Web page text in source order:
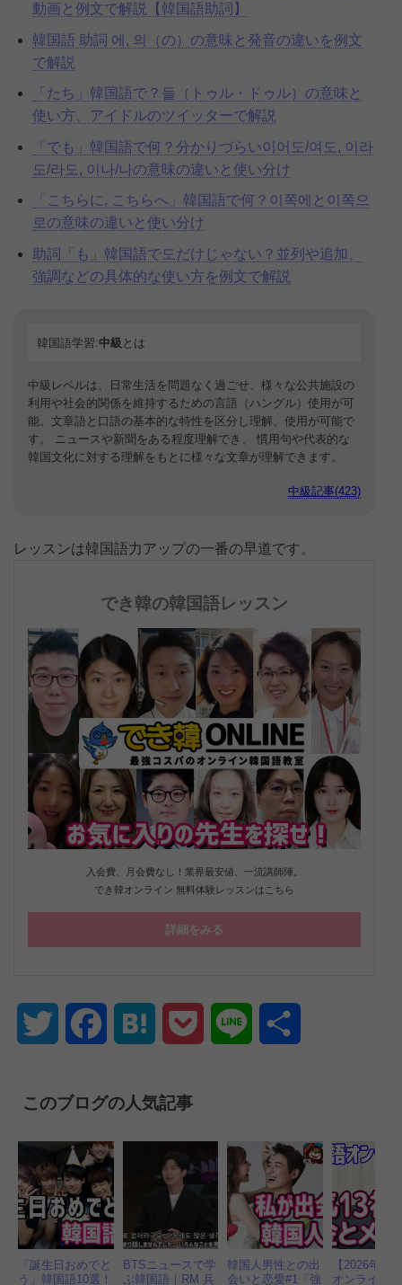
動画と例文で解説【韓国語助詞】
韓国語 助詞 에, 의（の）の意味と発音の違いを例文
で解説
「たち」韓国語で？들（トゥル・ドゥル）の意味と
使い方、アイドルのツイッターで解説
「でも」韓国語で何？分かりづらい이어도/여도, 이라
도/라도, 이나/나の意味の違いと使い分け
「こちらに, こちらへ」韓国語で何？이쪽에と이쪽으
로の意味の違いと使い分け
助詞「も」韓国語で도だけじゃない？並列や追加、
強調などの具体的な使い方を例文で解説
韓国語学習:中級 とは
中級レベルは、日常生活を問題なく過ごせ、様々な公共施設の
利用や社会的関係を維持するための言語（ハングル）使用が可
能。文章語と口語の基本的な特性を区分し理解、使用が可能で
す。 ニュースや新聞をある程度理解でき、 慣用句や代表的な
韓国文化に対する理解をもとに様々な文章が理解できます。
中級記事(423)
レッスンは韓国語力アップの一番の早道です。
でき韓の韓国語レッスン
入会費、月会費なし！業界最安値、一流講師陣。
でき韓オンライン 無料体験レッスンはこちら
詳細をみる
Twitter FacebookHatena Pocket Line
このブログの人気記事
「誕生日おめでと
う」韓国語10選！
BTSニュースで学
ぶ韓国語｜RM 兵
韓国人男性との出
会いと恋愛#1「強
【2026年】
オンライン